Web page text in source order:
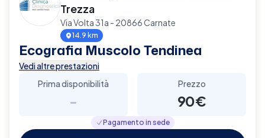
Trezza
Via Volta 31a - 20866 Carnate
14.9 km
Ecografia Muscolo Tendinea
Vedi altre prestazioni
Prima disponibilità
-
Prezzo
90€
Pagamento in sede